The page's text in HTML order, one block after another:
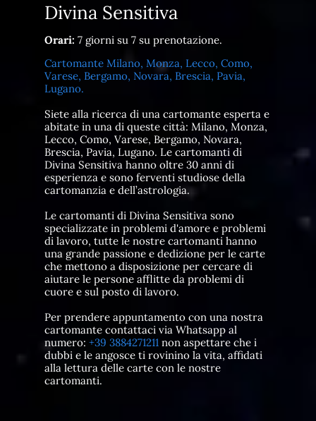
Divina Sensitiva
Orari: 7 giorni su 7 su prenotazione.
Cartomante Milano, Monza, Lecco, Como,
Varese, Bergamo, Novara, Brescia, Pavia,
Lugano.
Siete alla ricerca di una cartomante esperta e
abitate in una di queste città: Milano, Monza,
Lecco, Como, Varese, Bergamo, Novara,
Brescia, Pavia, Lugano. Le cartomanti di
Divina Sensitiva hanno oltre 30 anni di
esperienza e sono ferventi studiose della
cartomanzia e dell’astrologia.
Le cartomanti di Divina Sensitiva sono
specializzate in problemi d'amore e problemi
di lavoro, tutte le nostre cartomanti hanno
una grande passione e dedizione per le carte
che mettono a disposizione per cercare di
aiutare le persone afflitte da problemi di
cuore e sul posto di lavoro.
Per prendere appuntamento con una nostra
cartomante contattaci via Whatsapp al
numero: +39 3884271211non aspettare che i
dubbi e le angosce ti rovinino la vita, affidati
alla lettura delle carte con le nostre
cartomanti.